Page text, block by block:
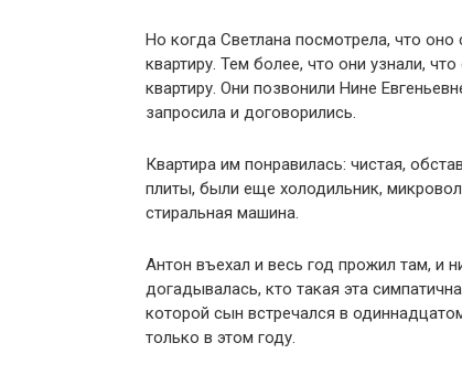
Но когда Светлана посмотрела, что
квартиру. Тем более, что они узнали,
квартиру. Они позвонили Нине
запросила и договорились.
Квартира им понравилась: чистая,
плиты, были еще холодильник,
стиральная машина.
Антон въехал и весь год прожил там, и
догадывалась, кто такая эта
которой сын встречался в
только в этом году.